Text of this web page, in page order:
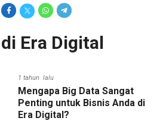
Era Digital
1 tahun lalu
Mengapa Big Data Sangat
Penting untuk Bisnis Anda di
Era Digital?